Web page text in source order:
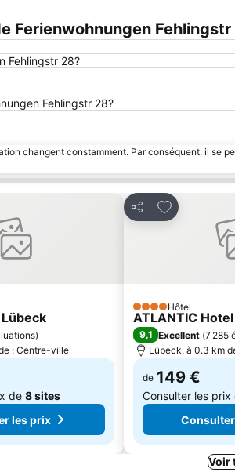
Ferienwohnungen
Fehlingstr 28?
Fehlingstr 28?
changent constamment. Par conséquent, il se
favoris
)
: Centre-ville
de 8 sites
les prix
Partager
Ajouter à
4 ÉtoilesHôtel
ATLANTIC
9,1 Excellent (7 285
Lübeck, à 0.3 km
de 149 €
Consulter les prix
Voir